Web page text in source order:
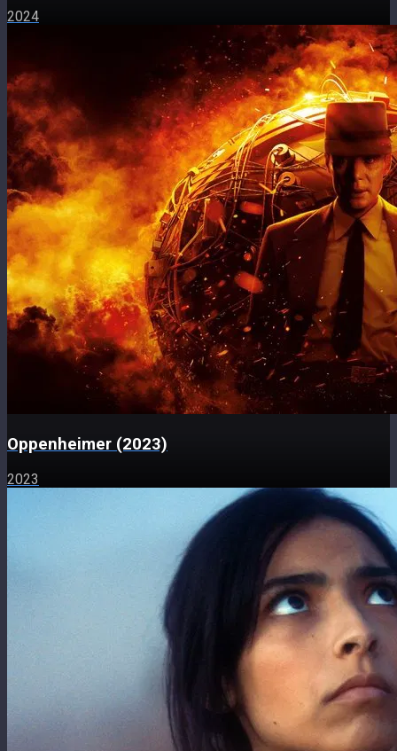
2024
Oppenheimer (2023)
2023